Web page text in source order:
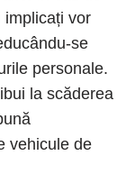
implicați vor
se
personale.
la scăderea
vehicule de